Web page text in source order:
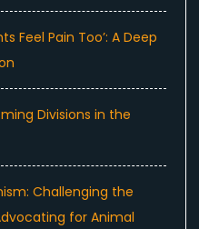
Feel Pain Too’: A Deep
Divisions in the
Challenging the
for Animal